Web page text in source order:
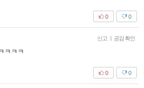
0
0
신고 | 공감 확인
ㅋㅋㅋ
0
0